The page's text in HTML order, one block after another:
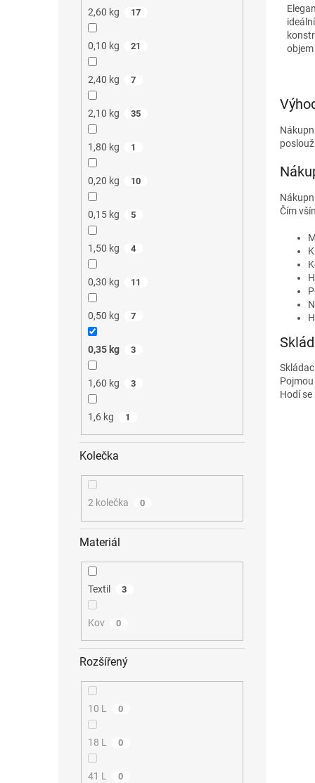
2,60 kg 17
0,10 kg 21
2,40 kg 7
2,10 kg 35
1,80 kg 1
0,20 kg 10
0,15 kg 5
1,50 kg 4
0,30 kg 11
0,50 kg 7
0,35 kg 3
1,60 kg 3
1,6 kg 1
Kolečka
2 kolečka 0
Materiál
Textil 3
Kov 0
Rozšířený
10 L 0
18 L 0
41 L 0
Čím
Hodí